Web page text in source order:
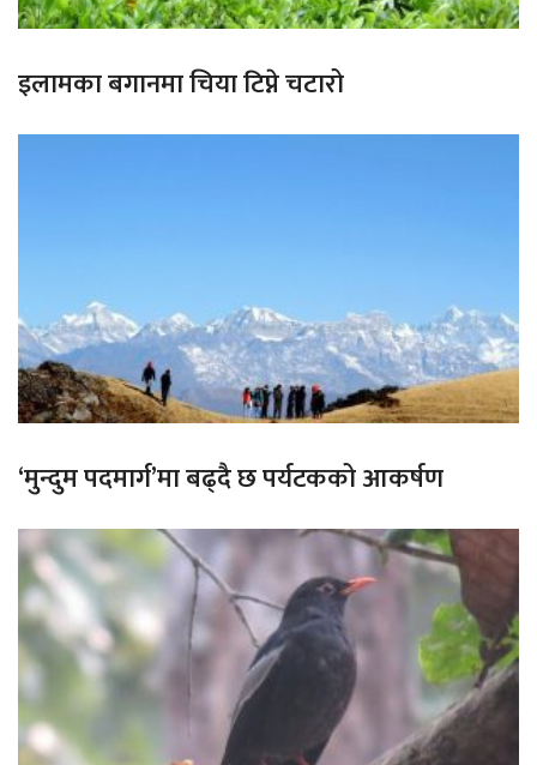
इलामका बगानमा चिया टिप्ने चटारो
‘मुन्दुम पदमार्ग’मा बढ्दै छ पर्यटकको आकर्षण